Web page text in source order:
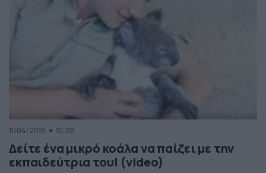
11/04/2016 10:20
Δείτε ένα μικρό κοάλα να παίζει με την
εκπαιδεύτρια του! (video)